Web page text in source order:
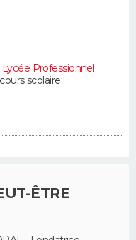
Lycée Professionnel
scolaire
ÊTRE